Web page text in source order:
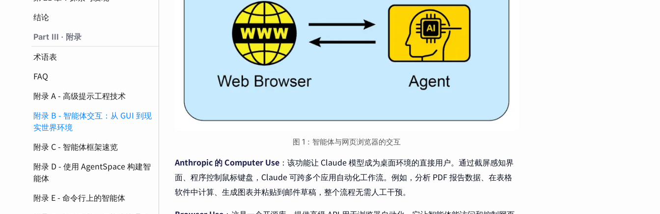
结论
Part III · 附录
术语表
FAQ
附录 A - 高级提示工程技术
附录 B - 智能体交互：从 GUI 到现
实世界环境
附录 C - 智能体框架速览
附录 D - 使用 AgentSpace 构建智
能体
附录 E - 命令行上的智能体
图 1：智能体与网页浏览器的交互
Anthropic 的 Computer Use ：该功能让 Claude 模型成为桌面环境的直接用户。通过截屏感知界
面、程序控制鼠标键盘，Claude 可跨多个应用自动化工作流。例如，分析 PDF 报告数据、在表格
软件中计算、生成图表并粘贴到邮件草稿，整个流程无需人工干预。